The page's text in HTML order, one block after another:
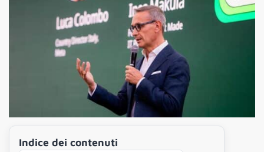
Indice dei contenuti